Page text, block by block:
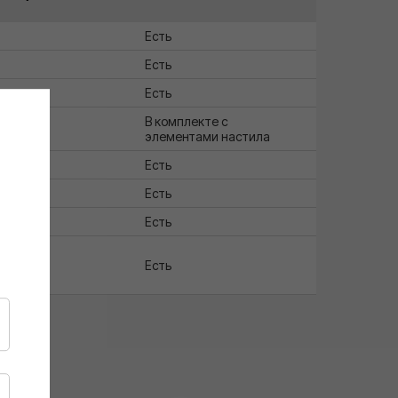
Есть
Есть
Есть
В комплекте с
элементами настила
Есть
Есть
Есть
Есть